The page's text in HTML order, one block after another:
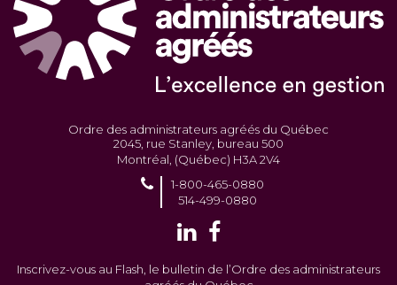
Ordre des administrateurs agréés du Québec
2045, rue Stanley, bureau 500
Montréal, (Québec) H3A 2V4
1-800-465-0880
514-499-0880
Inscrivez-vous au Flash, le bulletin de l’Ordre des administrateurs